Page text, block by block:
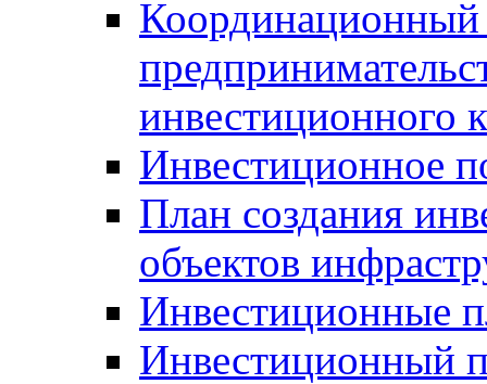
Координационный
инвестиционного
Инвестиционное
План создания
объектов
Инвестиционные
Инвестиционный